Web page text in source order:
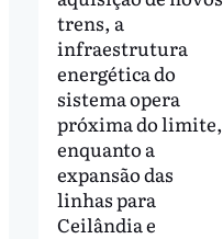
trens, a
infraestrutura
energética do
sistema opera
próxima do limite,
enquanto a
expansão das
linhas para
Ceilândia e